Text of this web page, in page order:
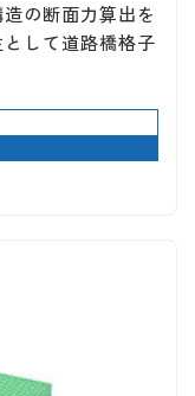
の断面力算出を
して道路橋格子